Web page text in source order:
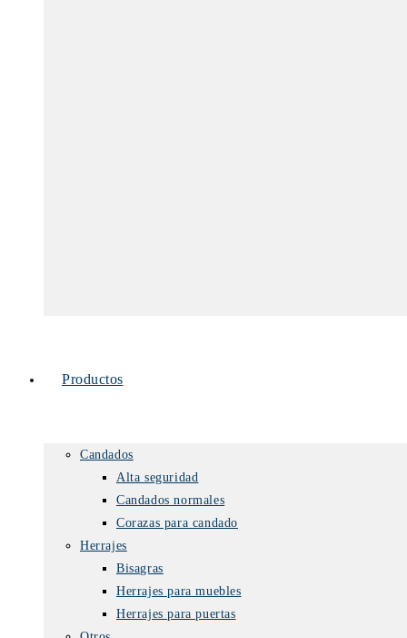
Productos
Candados
Alta seguridad
Candados normales
Corazas para candado
Herrajes
Bisagras
Herrajes para muebles
Herrajes para puertas